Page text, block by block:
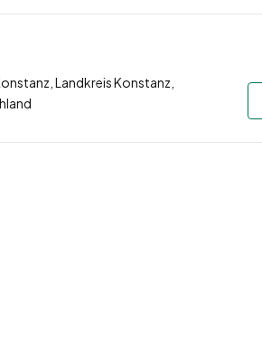
Landkreis Konstanz,